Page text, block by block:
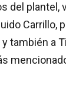
del plantel,
Carrillo,
también a